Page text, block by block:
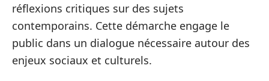
réflexions critiques sur des sujets
contemporains. Cette démarche engage le
public dans un dialogue nécessaire autour des
enjeux sociaux et culturels.